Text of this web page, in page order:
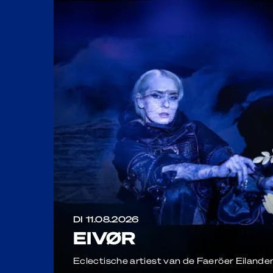
DI 11.08.2026
EIVØR
Eclectische artiest van de Faeröer